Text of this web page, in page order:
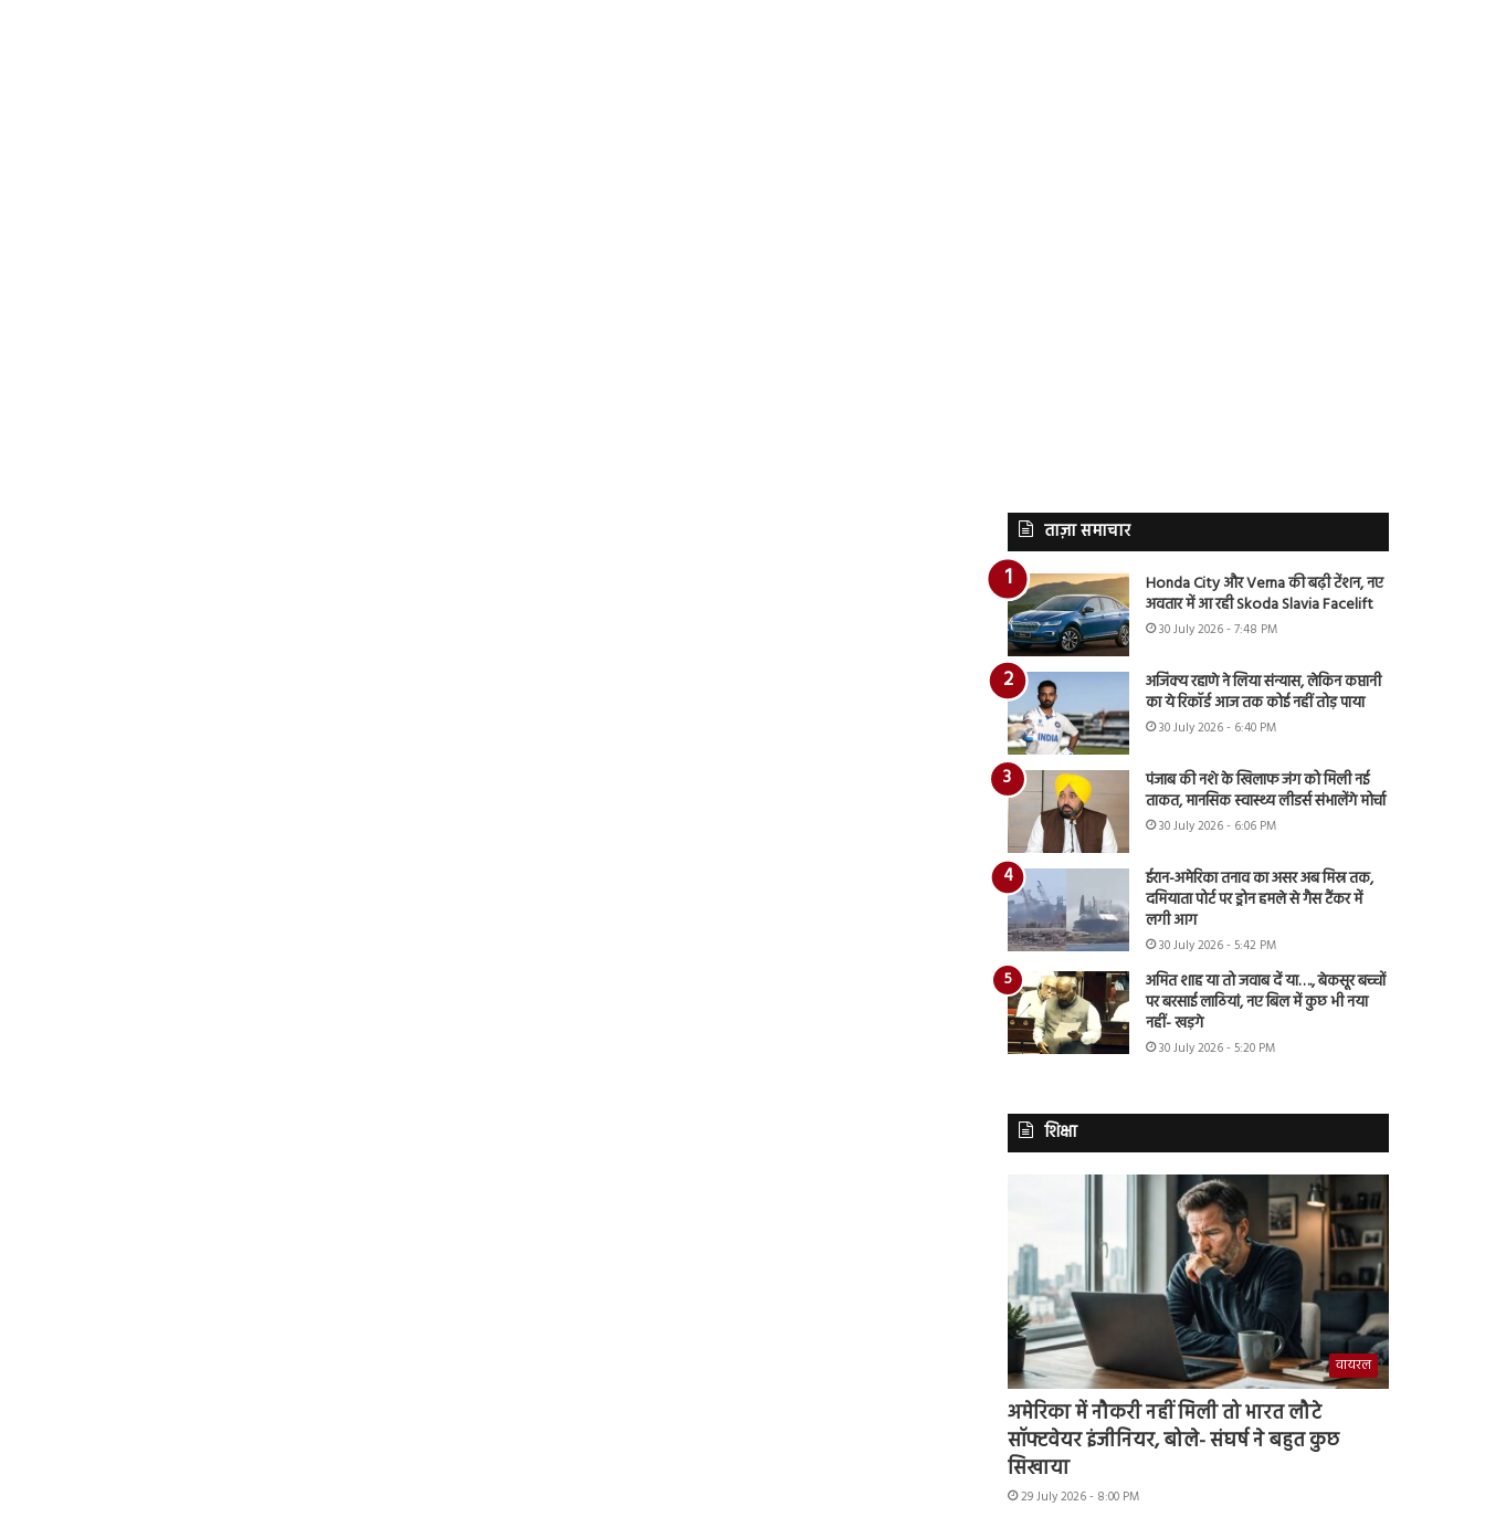
ताज़ा समाचार
Honda City और Verna की बढ़ी टेंशन, नए
अवतार में आ रही Skoda Slavia Facelift
30 July 2026 - 7:48 PM
अजिंक्य रहाणे ने लिया संन्यास, लेकिन कप्तानी
का ये रिकॉर्ड आज तक कोई नहीं तोड़ पाया
30 July 2026 - 6:40 PM
पंजाब की नशे के खिलाफ जंग को मिली नई
ताकत, मानसिक स्वास्थ्य लीडर्स संभालेंगे मोर्चा
30 July 2026 - 6:06 PM
ईरान-अमेरिका तनाव का असर अब मिस्र तक,
दमियाता पोर्ट पर ड्रोन हमले से गैस टैंकर में
लगी आग
30 July 2026 - 5:42 PM
अमित शाह या तो जवाब दें या…., बेकसूर बच्चों
पर बरसाई लाठियां, नए बिल में कुछ भी नया
नहीं- खड़गे
30 July 2026 - 5:20 PM
शिक्षा
वायरल
अमेरिका में नौकरी नहीं मिली तो भारत लौटे
सॉफ्टवेयर इंजीनियर, बोले- संघर्ष ने बहुत कुछ
सिखाया
29 July 2026 - 8:00 PM